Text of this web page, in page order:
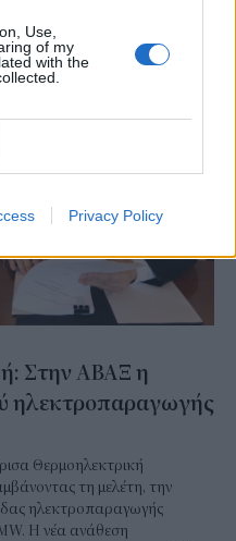
Use,
of my
with the
Privacy Policy
Στην ΑΒΑΞ η
ηλεκτροπαραγωγής
Θερμοηλεκτρική
τη μελέτη, την
ηλεκτροπαραγωγής
Η νέα ανάθεση